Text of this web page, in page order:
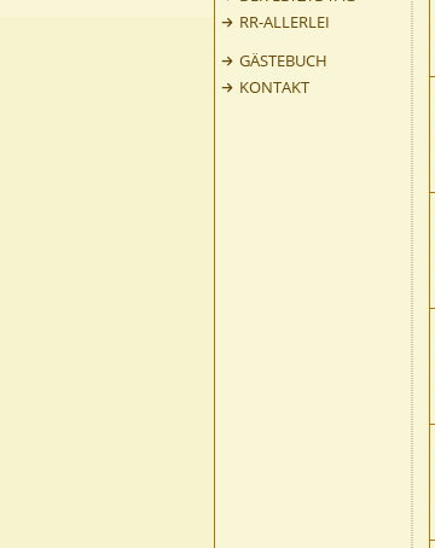
RR-ALLERLEI
GÄSTEBUCH
KONTAKT